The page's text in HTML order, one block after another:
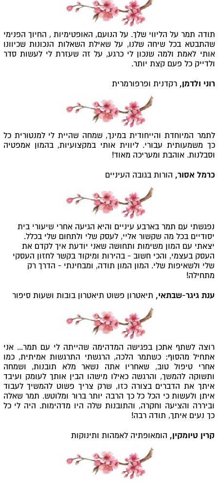
תודה תמר על הליווי שלך. על הנועם, האופטימיות , החיוך הפנימי
שהתבטא בכל שיחה שלנו, על שאילת השאלות הנכונות שכיוונו
אותי לאמת ולמה שנכון לי כרגע, על זה שעזרת לי לעשות סדר
ולדייק כל פעם קצת יותר.
רוני ולדמן, רקדנית ופרפורמרית
לתמר המיוחדת והייחודית במינך, שמחה שהיית לי למנטורית כל
כך משמעותית עבורי. ליווית אותי במקצועיות, בהמון אמפטיה
וסבלנות. אוהבת ומעריכה מאוד!
כרמל אסור, הורות בגובה העיניים
נפגשתי עם תמר בארבע עיניים והיא הגיעה אחרי שיעורי בית
יסודיים בכל מה שקשור אליי, לעסק שלי ולתחום שלי בכלל.
יצאתי עם המון משימות ותחושה שאני יודעת איך לקדם את
העסק בעצמי, והכי חשוב - בהירות ומיקוד בקשר לחזון העסקי
שלי ולשאיפות שלי. המון המון תודה, ומבחינתי - הדרך רק
מתחילה!
ענת גיגר-שבתאי, תיאטרון פשוט תיאטרון בובות ושעות סיפור
רוצה לשתף אתכן בפגישה המדהימה שהייתה לי עם תמר... אני
אתחיל מהסוף: כשתמר הלכה, הרגשתי התרגשות אמיתית, כמו
אחרי טיפול טוב, שאחריו אתה נשאר מלא תובנות, ושמחה
ותשוקה להמשך, והרגשה כאילו מישהו הבין אותך לעומק ועיבד
איתך את הדברים בצורה כזו, שרק צריך פשוט להמשיך לעבוד
איתן ולעשות כי הכל כל כך הרבה יותר ברור ומלוטש. תמר שאלה
וביררה והציעה וחקרה, והתובנות שלה היו מדהימות. היה לי כל
כך נעים איתך, תודה רבה!
קרין טיומקין, הומאופתיה לאמהות ותינוקות